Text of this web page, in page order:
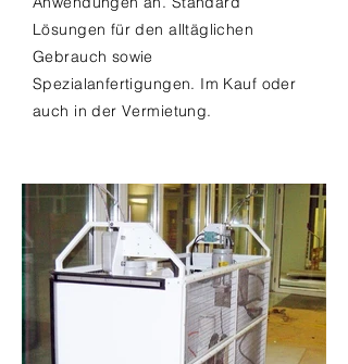
Lösungen für den alltäglichen
Gebrauch sowie
Spezialanfertigungen. Im Kauf oder
auch in der Vermietung.